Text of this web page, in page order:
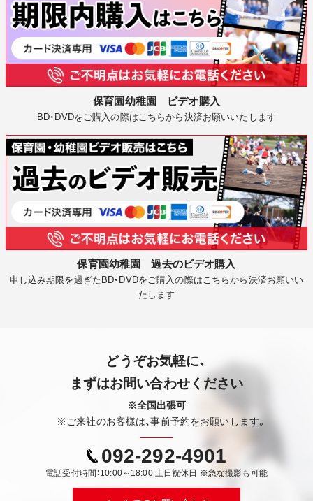
保育園幼稚園 ビデオ購入
BD・DVDをご購入の際はこちらから決済お願いいたします
保育園幼稚園 過去のビデオ購入
申し込み期限を過ぎたBD・DVDをご購入の際はこちらから決済お願いい
たします
どうぞお気軽に、
まずはお問い合わせください
※全国出張可
※ご来社のお客様は、事前予約をお願いします。
092-292-4901
電話受付時間：10:00～18:00 土日祝休日 ※急な撮影も可能